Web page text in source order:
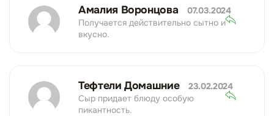
Амалия Воронцова
07.03.2024
Получается действительно сытно и
вкусно.
Тефтели Домашние
23.02.2024
Сыр придает блюду особую
пикантность.